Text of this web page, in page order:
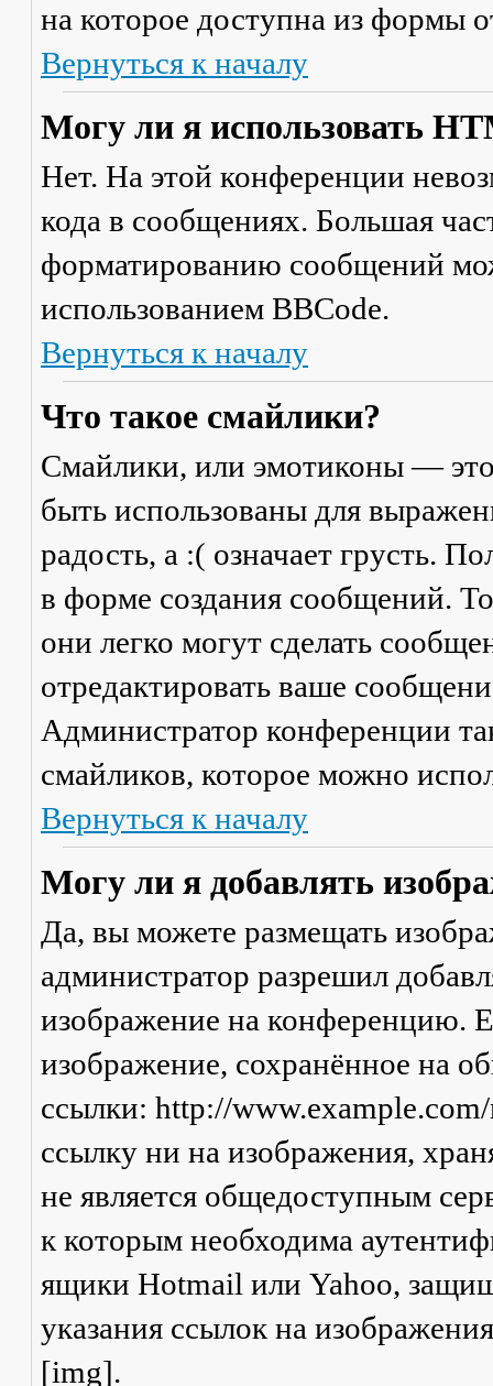
на которое доступна из формы
Вернуться к началу
Могу ли я использовать
Нет. На этой конференции
кода в сообщениях. Большая
форматированию сообщений
использованием BBCode.
Вернуться к началу
Что такое смайлики?
Смайлики, или эмотиконы —
быть использованы для
радость, а :( означает грусть.
в форме создания сообщений.
они легко могут сделать
отредактировать ваше
Администратор конференции
смайликов, которое можно
Вернуться к началу
Могу ли я добавлять
Да, вы можете размещать
администратор разрешил
изображение на конференцию.
изображение, сохранённое на
ссылки: http://
ссылку ни на изображения,
не является общедоступным
к которым необходима
ящики Hotmail или Yahoo,
указания ссылок на
[img].